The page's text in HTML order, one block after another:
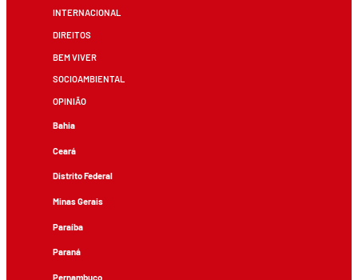
INTERNACIONAL
DIREITOS
BEM VIVER
SOCIOAMBIENTAL
OPINIÃO
Bahia
Ceará
Distrito Federal
Minas Gerais
Paraíba
Paraná
Pernambuco